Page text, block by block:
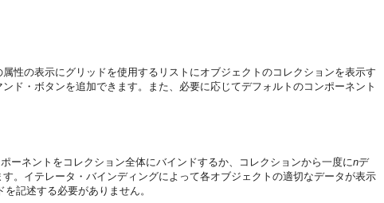
性の表示にグリッドを使用するリストにオブジェクトのコレクションを表示す
ド・ボタンを追加できます。また、必要に応じてデフォルトのコンポーネント
ポーネントをコレクション全体にバインドするか、コレクションから一度にnデ
。イテレータ・バインディングによって各オブジェクトの適切なデータが表示
記述する必要がありません。